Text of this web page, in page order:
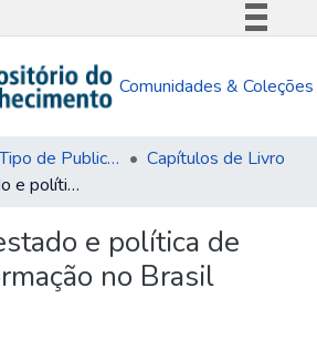
Comunica BR
Acesso à informação
Comunidades & Coleções
Navegar por Tipo de Publicação
Capítulos de Livro
Reforma do estado e política de acesso à informação no Brasil
e política de
no Brasil